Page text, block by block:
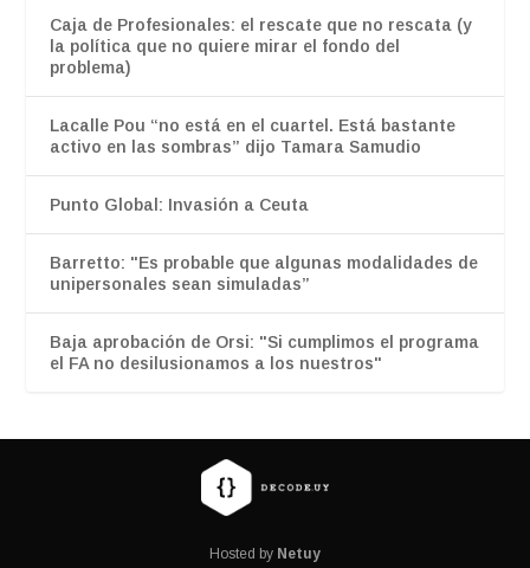
Caja de Profesionales: el rescate que no rescata (y
la política que no quiere mirar el fondo del
problema)
Lacalle Pou “no está en el cuartel. Está bastante
activo en las sombras” dijo Tamara Samudio
Punto Global: Invasión a Ceuta
Barretto: "Es probable que algunas modalidades de
unipersonales sean simuladas”
Baja aprobación de Orsi: "Si cumplimos el programa
el FA no desilusionamos a los nuestros"
Hosted by Netuy